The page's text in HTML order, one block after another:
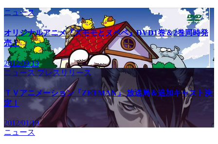
ニュース
オリジナルアニメ『ズモモとヌペペ』DVD1巻＆2巻同時発
売！
2012/09/19
ニュース プレスリリース
ＴＶアニメーション「ZETMAN」 放送局＆追加キャスト決
定！
2012/01/10
ニュース